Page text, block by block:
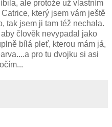
ale protože už vlastním
který jsem vám ještě
tak jsem ji tam též nechala.
člověk nevypadal jako
bílá pleť, kterou mám já,
pro tu dvojku si asi